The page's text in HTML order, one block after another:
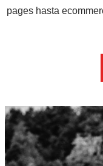
pages hasta